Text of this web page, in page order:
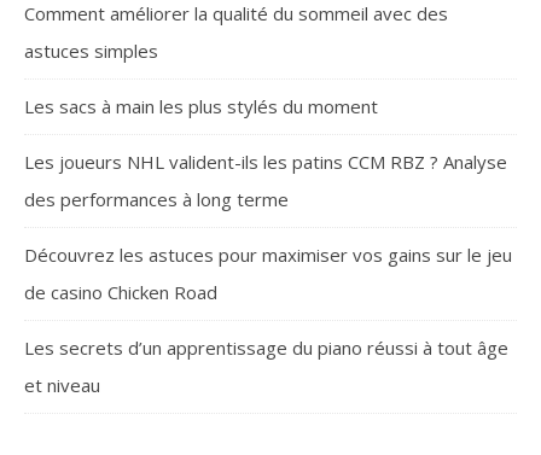
Comment améliorer la qualité du sommeil avec des
astuces simples
Les sacs à main les plus stylés du moment
Les joueurs NHL valident-ils les patins CCM RBZ ? Analyse
des performances à long terme
Découvrez les astuces pour maximiser vos gains sur le jeu
de casino Chicken Road
Les secrets d’un apprentissage du piano réussi à tout âge
et niveau